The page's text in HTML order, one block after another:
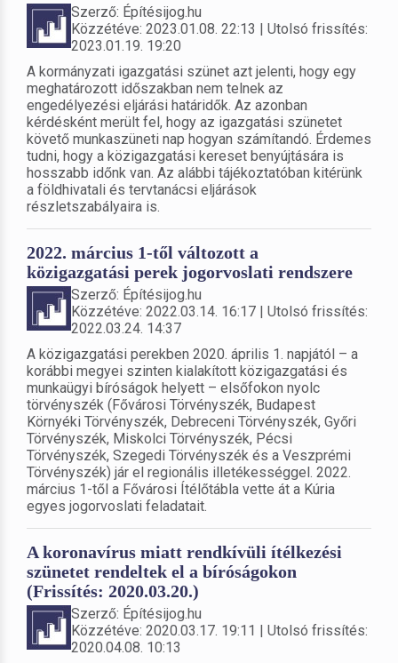
Szerző: Építésijog.hu
Közzétéve: 2023.01.08. 22:13 | Utolsó frissítés:
2023.01.19. 19:20
A kormányzati igazgatási szünet azt jelenti, hogy egy
meghatározott időszakban nem telnek az
engedélyezési eljárási határidők. Az azonban
kérdésként merült fel, hogy az igazgatási szünetet
követő munkaszüneti nap hogyan számítandó. Érdemes
tudni, hogy a közigazgatási kereset benyújtására is
hosszabb időnk van. Az alábbi tájékoztatóban kitérünk
a földhivatali és tervtanácsi eljárások
részletszabályaira is.
2022. március 1-től változott a
közigazgatási perek jogorvoslati rendszere
Szerző: Építésijog.hu
Közzétéve: 2022.03.14. 16:17 | Utolsó frissítés:
2022.03.24. 14:37
A közigazgatási perekben 2020. április 1. napjától – a
korábbi megyei szinten kialakított közigazgatási és
munkaügyi bíróságok helyett – elsőfokon nyolc
törvényszék (Fővárosi Törvényszék, Budapest
Környéki Törvényszék, Debreceni Törvényszék, Győri
Törvényszék, Miskolci Törvényszék, Pécsi
Törvényszék, Szegedi Törvényszék és a Veszprémi
Törvényszék) jár el regionális illetékességgel. 2022.
március 1-től a Fővárosi Ítélőtábla vette át a Kúria
egyes jogorvoslati feladatait.
A koronavírus miatt rendkívüli ítélkezési
szünetet rendeltek el a bíróságokon
(Frissítés: 2020.03.20.)
Szerző: Építésijog.hu
Közzétéve: 2020.03.17. 19:11 | Utolsó frissítés:
2020.04.08. 10:13